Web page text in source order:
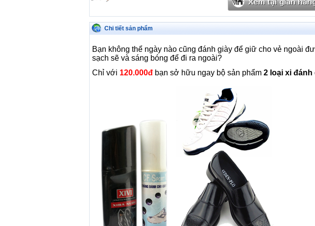
Chi tiết sản phẩm
Bạn không thể ngày nào cũng đánh giày để giữ cho vẻ ngoài
sạch sẽ và sáng bóng để đi ra ngoài?
Chỉ với 120.000đ bạn sở hữu ngay bộ sản phẩm 2 loại xi đánh